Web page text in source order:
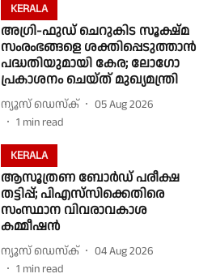
KERALA
അഗ്രി-ഫുഡ് ചെറുകിട സൂക്ഷ്മ
സംരംഭങ്ങളെ ശക്തിപ്പെടുത്താൻ
പദ്ധതിയുമായി കേര; ലോഗോ
പ്രകാശനം ചെയ്ത് മുഖ്യമന്ത്രി
ന്യൂസ് ഡെസ്ക്
05 Aug 2026
1 min read
KERALA
ആസൂത്രണ ബോര്‍ഡ് പരീക്ഷ
തട്ടിപ്പ്; പിഎസ്‌സിക്കെതിരെ
സംസ്ഥാന വിവരാവകാശ
കമ്മീഷന്‍
ന്യൂസ് ഡെസ്ക്
04 Aug 2026
1 min read